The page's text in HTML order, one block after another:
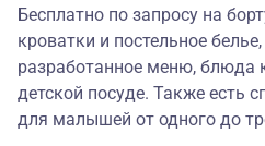
Бесплатно по запросу на
кроватки и постельное
разработанное меню, блюда
детской посуде. Также есть
для малышей от одного до